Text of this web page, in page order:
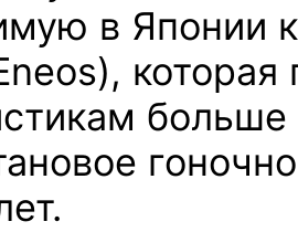
в Японии